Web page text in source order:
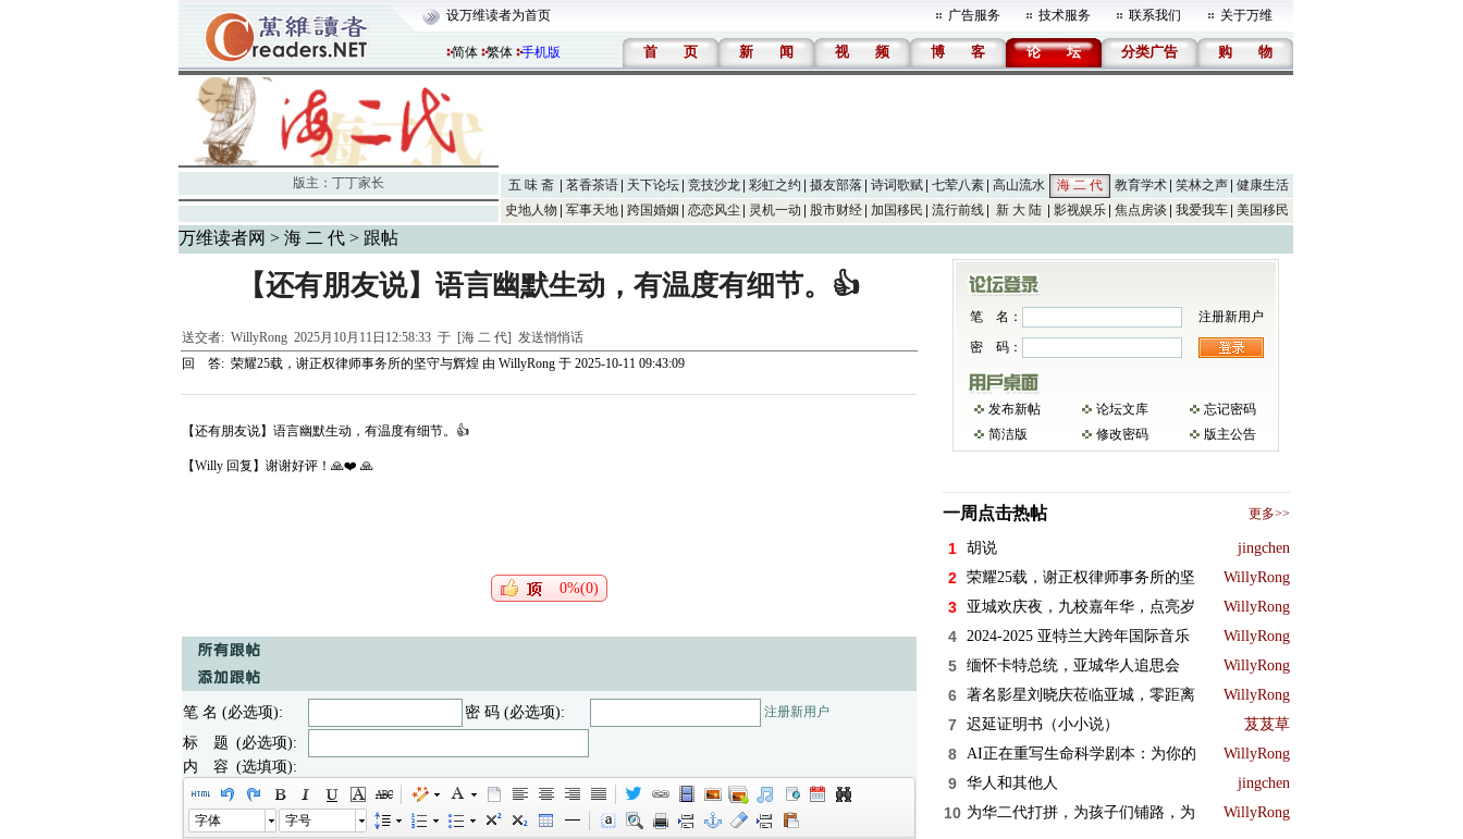
设万维读者为首页 广告服务 技术服务 联系我们 关于万维
简体 繁体 手机版 首 页 新 闻 视 频 博 客 论 坛 分类广告 购 物
版主： 丁丁家长 五 味 斋 茗香茶语 天下论坛 竞技沙龙 彩虹之约 摄友部落 诗词歌赋 七荤八素 高山流水 海 二 代 教育学术 笑林之声
健康生活
史地人物
军事天地 跨国婚姻 恋恋风尘 灵机一动 股市财经 加国移民 流行前线 新 大 陆 影视娱乐 焦点房谈 我爱我车 美国移民
万维读者网 > 海 二 代> 跟帖
【还有朋友说】语言幽默生动，有温度有细节。👍
送交者: WillyRong2025月10月11日12:58:33 于 [海 二 代] 发送悄悄话
回 答: 荣耀25载，谢正权律师事务所的坚守与辉煌由 WillyRong于 2025-10-11 09:43:09
【还有朋友说】语言幽默生动，有温度有细节。👍
【Willy 回复】谢谢好评！🙏❤️ 🙏
0%(0)
笔 名 (必选项): 密 码 (必选项): 注册新用户
标 题 (必选项):
内 容 (选填项):
字体 字号
笔 名：
注册新用户
密 码：
发布新帖 论坛文库
忘记密码
简洁版
修改密码 版主公告
一周点击热帖 更多>>
1 胡说 jingchen
2 荣耀25载，谢正权律师事务所的坚 WillyRong
3 亚城欢庆夜，九校嘉年华，点亮岁 WillyRong
4 2024-2025 亚特兰大跨年国际音乐 WillyRong
5 缅怀卡特总统，亚城华人追思会 WillyRong
6 著名影星刘晓庆莅临亚城，零距离 WillyRong
7 迟延证明书（小小说） 芨芨草
8 AI正在重写生命科学剧本：为你的 WillyRong
9 华人和其他人 jingchen
10 为华二代打拼，为孩子们铺路，为 WillyRong